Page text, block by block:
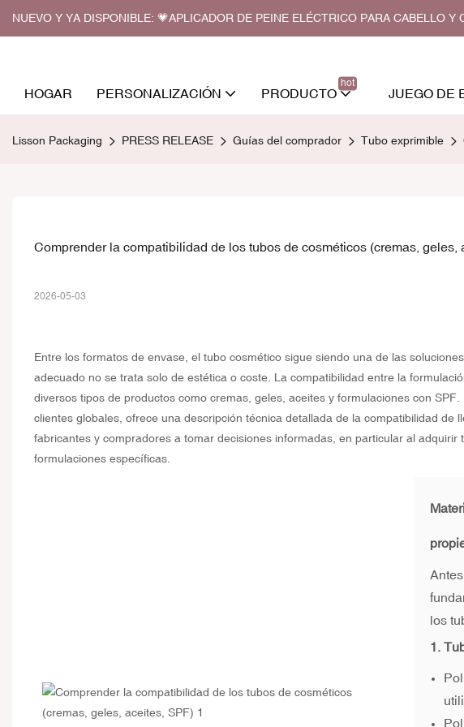
NUEVO Y YA DISPONIBLE: 💗APLICADOR DE PEINE ELÉCTRICO PARA CABELLO Y
HOGAR PERSONALIZACIÓN PRODUCTO
hot
JUEGO DE
Lisson Packaging PRESS RELEASE Guías del comprador Tubo exprimible
Comprender la compatibilidad de los tubos de cosméticos (cremas, geles,
2026-05-03
Entre los formatos de envase, el tubo cosmético sigue siendo una de las
adecuado no se trata solo de estética o coste. La compatibilidad entre la
diversos tipos de productos como cremas, geles, aceites y formulaciones con
clientes globales, ofrece una descripción técnica detallada de la compatibilidad de
fabricantes y compradores a tomar decisiones informadas, en particular al
formulaciones específicas.
los
1.